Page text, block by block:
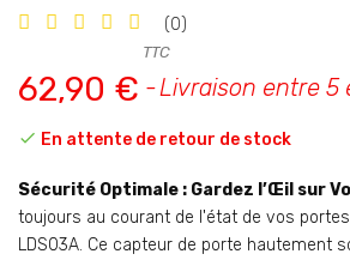
(0)
62,90 €
TTC
Livraison entre 5
 En attente de retour de stock
Sécurité Optimale : Gardez l’Œil sur
toujours au courant de l'état de vos
LDS03A. Ce capteur de porte hautement